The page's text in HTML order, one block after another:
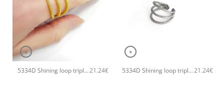
+
5334D Shining loop triple χειροποίητο δαχτυλιδι Catherine bijoux Ροζ χρυσό21.24€
+
5334D Shining loop triple χειροποίητο δαχτυλιδι Catherine bijoux Ασημί21.24€